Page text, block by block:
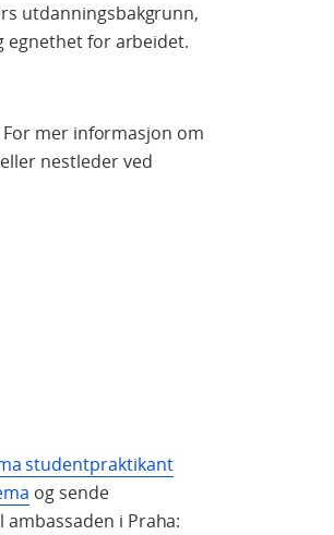
utdanningsbakgrunn,
egnethet for arbeidet.
mer informasjon om
nestleder ved
studentpraktikant
og sende
i Praha: